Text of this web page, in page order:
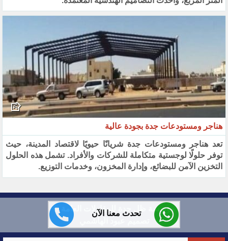
تحدث معنا الآن
هناجر ومستودعات جدة بجودة عالية
تعد هناجر ومستودعات جدة شريانًا حيويًا لاقتصاد المدينة، حيث
توفر حلولًا لوجستية متكاملة للشركات والأفراد. تشمل هذه الحلول
التخزين الآمن للبضائع، وإدارة المخزون، وخدمات التوزيع.
مؤسسة ظل جدة للمقاولات العامة ©